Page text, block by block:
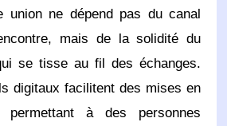
union ne dépend pas du canal
mais de la solidité du
se tisse au fil des échanges.
digitaux facilitent des mises en
permettant à des personnes